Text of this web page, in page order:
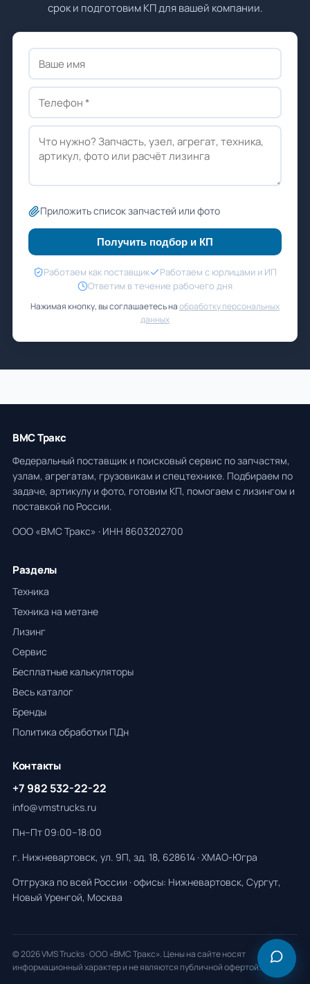
срок и подготовим КП для вашей компании.
Приложить список запчастей или фото
Получить подбор и КП
Работаем как поставщик
Работаем с юрлицами и ИП
Ответим в течение рабочего дня
Нажимая кнопку, вы соглашаетесь наобработку персональных
данных
ВМС Тракс
Федеральный поставщик и поисковый сервис по запчастям,
узлам, агрегатам, грузовикам и спецтехнике. Подбираем по
задаче, артикулу и фото, готовим КП, помогаем с лизингом и
поставкой по России.
ООО «ВМС Тракс» · ИНН 8603202700
Разделы
Техника
Техника на метане
Лизинг
Сервис
Бесплатные калькуляторы
Весь каталог
Бренды
Политика обработки ПДн
Контакты
+7 982 532-22-22
info@vmstrucks.ru
Пн–Пт 09:00–18:00
г. Нижневартовск, ул. 9П, зд. 18, 628614 · ХМАО-Югра
Отгрузка по всей России · офисы: Нижневартовск, Сургут,
Новый Уренгой, Москва
© 2026 VMS Trucks · ООО «ВМС Тракс». Цены на сайте носят
информационный характер и не являются публичной офертой.